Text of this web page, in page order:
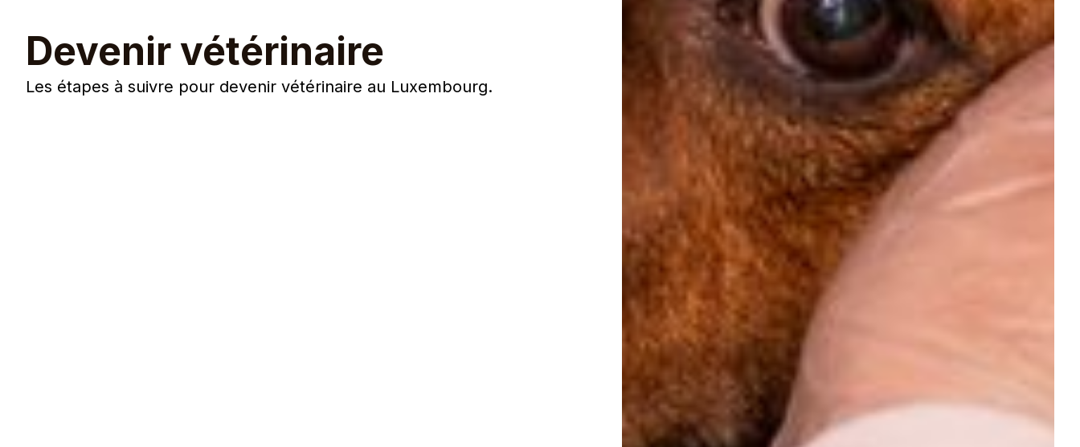
Devenir vétérinaire
Les étapes à suivre pour devenir vétérinaire au Luxembourg.